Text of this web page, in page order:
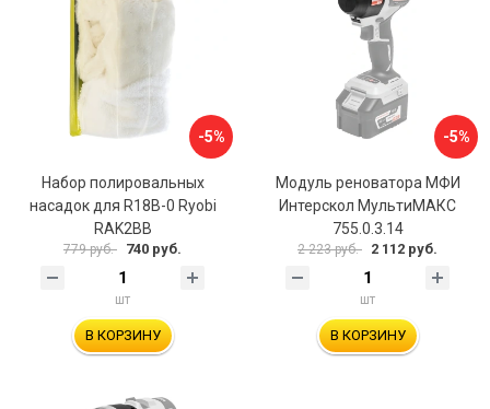
-5%
Набор полировальных
насадок для R18B-0 Ryobi
RAK2BB
779 руб. 740 руб.
шт
В КОРЗИНУ
-5%
Модуль реноватора МФИ
Интерскол МультиМАКС
755.0.3.14
2 223 руб. 2 112 руб.
шт
В КОРЗИНУ